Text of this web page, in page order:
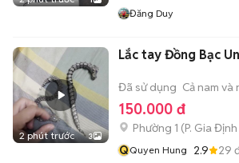
Đăng Duy
2 phút trước 3
Lắc tay Đồng Bạc
Đã sử dụng Cả nam và
150.000 đ
Phường 1 (P. Gia Định
QQuyen Hung 2.9 29